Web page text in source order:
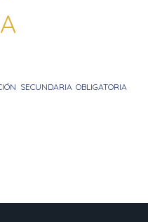
SECUNDARIA OBLIGATORIA